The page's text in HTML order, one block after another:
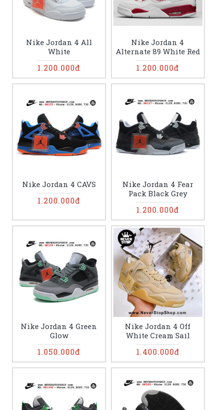
Nike Jordan 4 All
White
1.200.000đ
Nike Jordan 4
Alternate 89 White Red
1.200.000đ
Nike Jordan 4 CAVS
1.200.000đ
Nike Jordan 4 Fear
Pack Black Grey
1.200.000đ
Nike Jordan 4 Green
Glow
1.050.000đ
Nike Jordan 4 Off
White Cream Sail
1.400.000đ